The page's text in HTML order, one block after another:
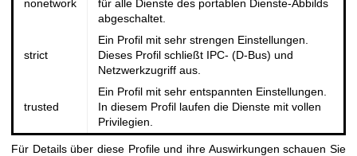
nonetwork
für alle Dienste des portablen Dienste-Abbilds
abgeschaltet.
strict
Ein Profil mit sehr strengen Einstellungen.
Dieses Profil schließt IPC- (D-Bus) und
Netzwerkzugriff aus.
trusted
Ein Profil mit sehr entspannten Einstellungen.
In diesem Profil laufen die Dienste mit vollen
Privilegien.
Für Details über diese Profile und ihre Auswirkungen schauen Sie